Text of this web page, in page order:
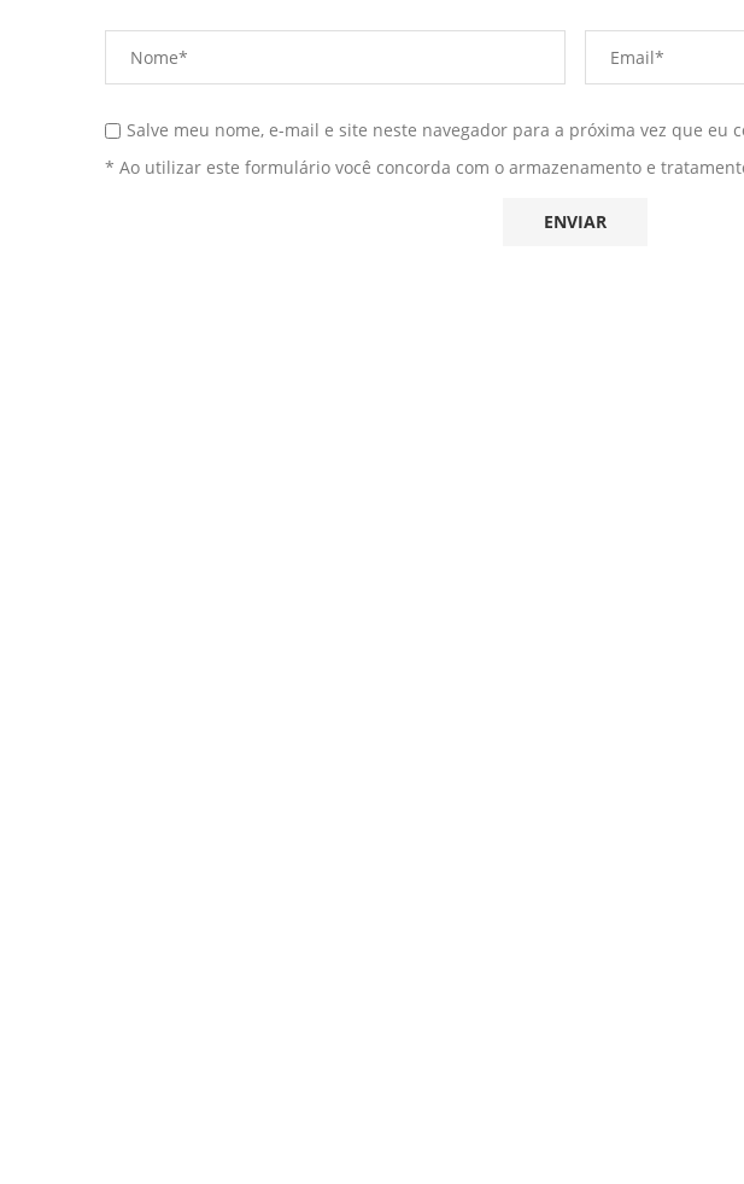
Salve meu nome, e-mail e site neste navegador para a próxima vez que eu
* Ao utilizar este formulário você concorda com o armazenamento e